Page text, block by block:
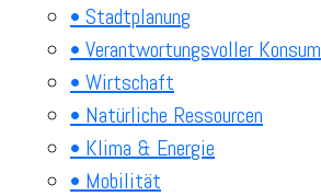
• Stadtplanung
• Verantwortungsvoller Konsum
• Wirtschaft
• Natürliche Ressourcen
• Klima & Energie
• Mobilität